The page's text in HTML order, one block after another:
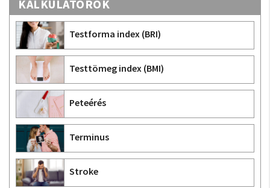
KALKULÁTOROK
Testforma index (BRI)
Testtömeg index (BMI)
Peteérés
Terminus
Stroke